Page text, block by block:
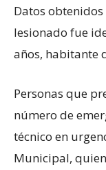
Datos
lesionado fue
años, habitante
Personas que
número de
técnico en
Municipal,